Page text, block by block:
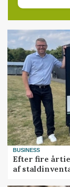
BUSINESS
Efter fire
af